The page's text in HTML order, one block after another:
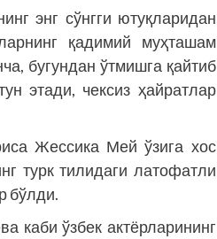
энг сўнгги ютуқларидан
қадимий муҳташам
бугундан ўтмишга қайтиб
этади, чексиз ҳайратлар
Жессика Мей ўзига хос
турк тилидаги латофатли
бўлди.
каби ўзбек актёрларининг